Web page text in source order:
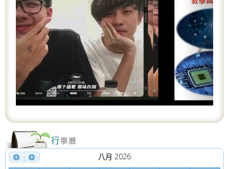
e
v
i
u
八月 2026